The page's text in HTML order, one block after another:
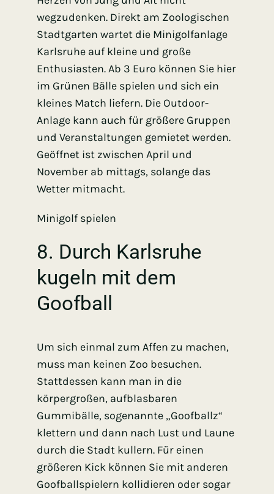
wegzudenken. Direkt am Zoologischen
Stadtgarten wartet die Minigolfanlage
Karlsruhe auf kleine und große
Enthusiasten. Ab 3 Euro können Sie hier
im Grünen Bälle spielen und sich ein
kleines Match liefern. Die Outdoor-
Anlage kann auch für größere Gruppen
und Veranstaltungen gemietet werden.
Geöffnet ist zwischen April und
November ab mittags, solange das
Wetter mitmacht.
Minigolf spielen
8. Durch Karlsruhe
kugeln mit dem
Goofball
Um sich einmal zum Affen zu machen,
muss man keinen Zoo besuchen.
Stattdessen kann man in die
körpergroßen, aufblasbaren
Gummibälle, sogenannte „Goofballz“
klettern und dann nach Lust und Laune
durch die Stadt kullern. Für einen
größeren Kick können Sie mit anderen
Goofballspielern kollidieren oder sogar